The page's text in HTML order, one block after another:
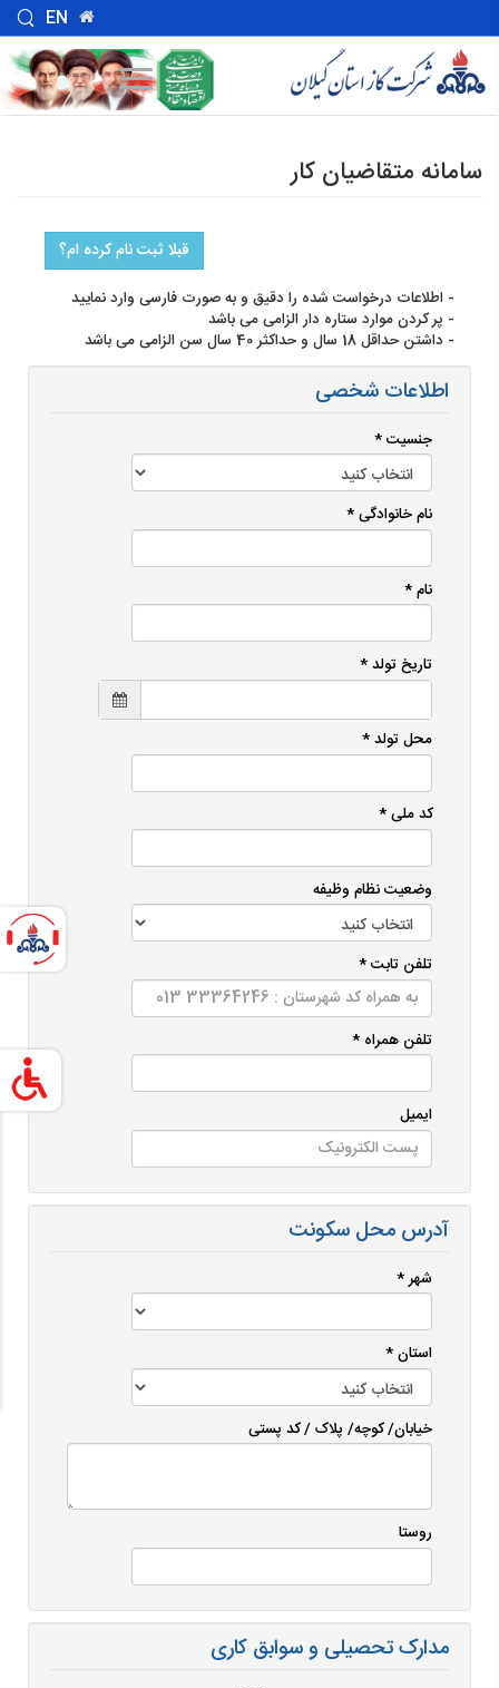
EN
سامانه متقاضیان کار
قبلا ثبت نام کرده ام؟
- اطلاعات درخواست شده را دقیق و به صورت فارسی وارد نمایید
- پر کردن موارد ستاره دار الزامی می باشد
- داشتن حداقل 18 سال و حداکثر 40 سال سن الزامی می باشد
اطلاعات شخصی
جنسیت *
نام خانوادگی *
نام *
تاریخ تولد *
محل تولد *
کد ملی *
وضعیت نظام وظیفه
تلفن تابت *
تلفن همراه *
ایمیل
آدرس محل سکونت
شهر *
استان *
خیابان/ کوچه/ پلاک / کد پستی
روستا
مدارک تحصیلی و سوابق کاری